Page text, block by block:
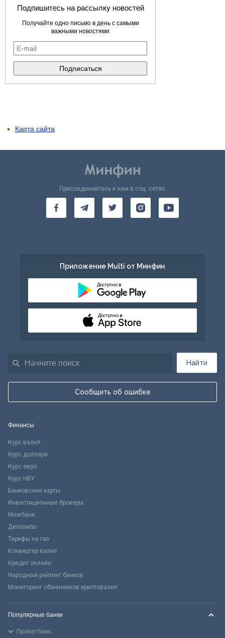
Подпишитесь на рассылку новостей
Получайте одно письмо в день с самыми
важными новостями
Карта сайта
Найти
Сообщить об ошибке
Присоединяйтесь к нам в соц. сетях:
Приложение Multi от Минфин
Доступно в
Доступно в
Финансы
Курс валют
Курс доллара
Курс евро
Курс НБУ
Банковские карты
Инвестиционные брокеры
Межбанк
Депозиты
Тарифы на газ
Конвертер валют
Кредит онлайн
Народный рейтинг банков
Мониторинг обменников криптовалют
Популярные банки
Приватбанк